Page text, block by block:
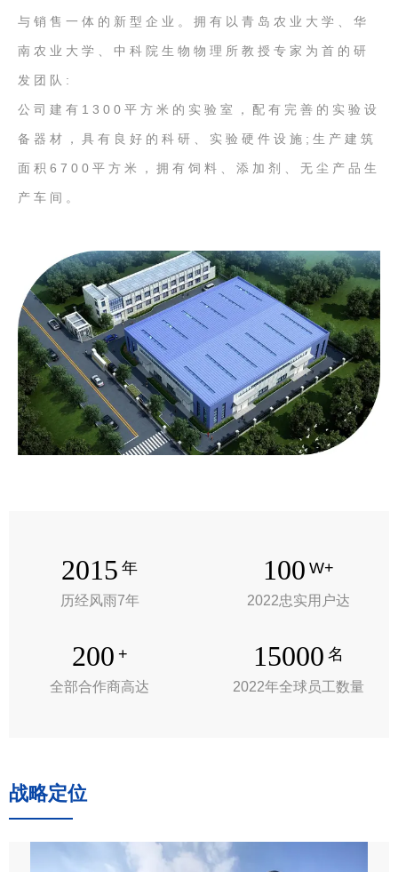
与销售一体的新型企业。拥有以青岛农业大学、华
南农业大学、中科院生物物理所教授专家为首的研
发团队:
公司建有1300平方米的实验室，配有完善的实验设
备器材，具有良好的科研、实验硬件设施;生产建筑
面积6700平方米，拥有饲料、添加剂、无尘产品生
产车间。
2015 年
历经风雨7年
100 W+
2022忠实用户达
200 +
全部合作商高达
15000 名
2022年全球员工数量
战略定位